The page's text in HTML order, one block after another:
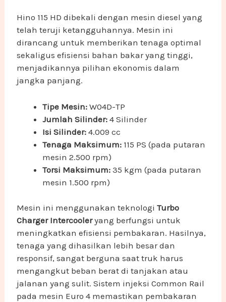
Hino 115 HD dibekali dengan mesin diesel yang
telah teruji ketangguhannya. Mesin ini
dirancang untuk memberikan tenaga optimal
sekaligus efisiensi bahan bakar yang tinggi,
menjadikannya pilihan ekonomis dalam
jangka panjang.
Tipe Mesin: W04D-TP
Jumlah Silinder: 4 Silinder
Isi Silinder: 4.009 cc
Tenaga Maksimum: 115 PS (pada putaran
mesin 2.500 rpm)
Torsi Maksimum: 35 kgm (pada putaran
mesin 1.500 rpm)
Mesin ini menggunakan teknologiTurbo
Charger Intercooleryang berfungsi untuk
meningkatkan efisiensi pembakaran. Hasilnya,
tenaga yang dihasilkan lebih besar dan
responsif, sangat berguna saat truk harus
mengangkut beban berat di tanjakan atau
jalanan yang sulit. Sistem injeksi Common Rail
pada mesin Euro 4 memastikan pembakaran